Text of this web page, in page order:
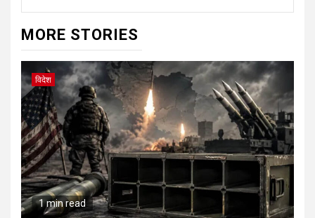
MORE STORIES
विदेश
1 min read